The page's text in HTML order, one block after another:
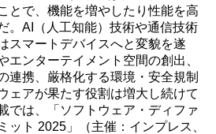
とで、機能を増やしたり性能を高
。AI（人工知能）技術や通信技術
スマートデバイスへと変貌を遂
エンターテイメント空間の創出、
連携、厳格化する環境・安全規制
ェアが果たす役割は増大し続けて
では、「ソフトウェア・ディファ
ット 2025」（主催：インプレス、